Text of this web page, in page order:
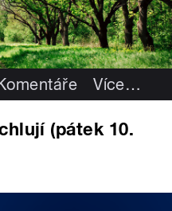
Více…
(pátek 10.